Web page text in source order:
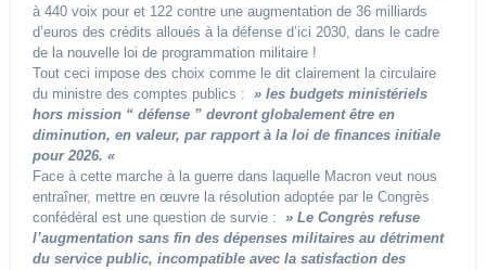
à 440 voix pour et 122 contre une augmentation de 36 milliards
d’euros des crédits alloués à la défense d’ici 2030, dans le cadre
de la nouvelle loi de programmation militaire !
Tout ceci impose des choix comme le dit clairement la circulaire
du ministre des comptes publics : » les budgets ministériels
hors mission “ défense ” devront globalement être en
diminution, en valeur, par rapport à la loi de finances initiale
pour 2026. «
Face à cette marche à la guerre dans laquelle Macron veut nous
entraîner, mettre en œuvre la résolution adoptée par le Congrès
confédéral est une question de survie : » Le Congrès refuse
l’augmentation sans fin des dépenses militaires au détriment
du service public, incompatible avec la satisfaction des